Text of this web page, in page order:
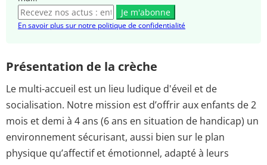
Je m'abonne
En savoir plus sur notre politique de confidentialité
Présentation de la crèche
Le multi-accueil est un lieu ludique d'éveil et de
socialisation. Notre mission est d’offrir aux enfants de 2
mois et demi à 4 ans (6 ans en situation de handicap) un
environnement sécurisant, aussi bien sur le plan
physique qu’affectif et émotionnel, adapté à leurs